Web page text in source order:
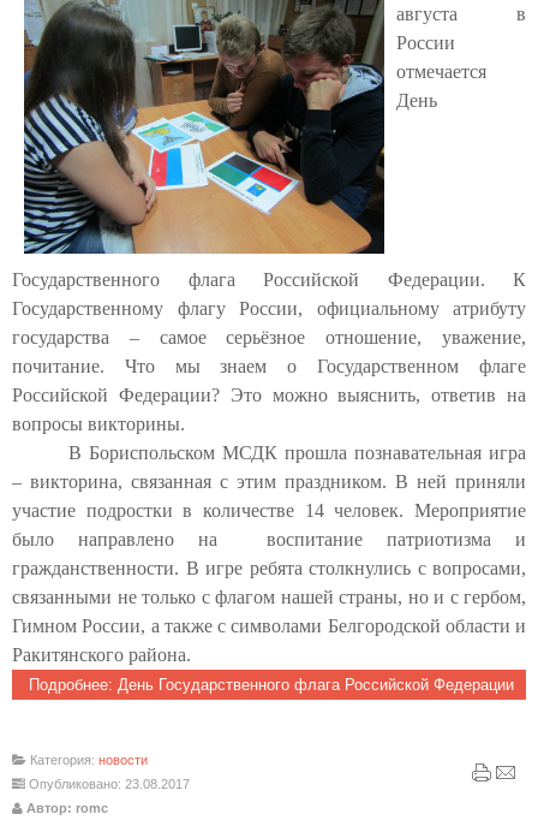
августа в
России
отмечается
День
Государственного флага Российской Федерации. К
Государственному флагу России, официальному атрибуту
государства – самое серьёзное отношение, уважение,
почитание. Что мы знаем о Государственном флаге
Российской Федерации? Это можно выяснить, ответив на
вопросы викторины.
В Бориспольском МСДК прошла познавательная игра
– викторина, связанная с этим праздником. В ней приняли
участие подростки в количестве 14 человек. Мероприятие
было направлено на воспитание патриотизма и
гражданственности. В игре ребята столкнулись с вопросами,
связанными не только с флагом нашей страны, но и с гербом,
Гимном России, а также с символами Белгородской области и
Ракитянского района.
Подробнее: День Государственного флага Российской Федерации
Категория: новости
Опубликовано: 23.08.2017
Автор: romc